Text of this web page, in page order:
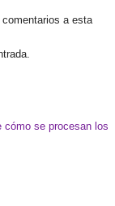
a esta
cómo se procesan los